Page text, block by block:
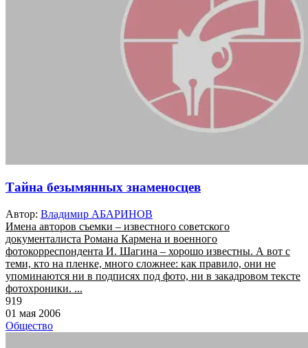
Тайна безымянных знаменосцев
Автор: Владимир АБАРИНОВ
Имена авторов съемки – известного советского
документалиста Романа Кармена и военного
фотокорреспондента И. Шагина – хорошо известны. А вот с
теми, кто на пленке, много сложнее: как правило, они не
упоминаются ни в подписях под фото, ни в закадровом тексте
фотохроники. ...
919
01 мая 2006
Общество